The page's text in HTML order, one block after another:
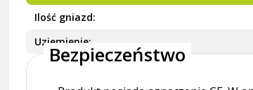
Ilość gniazd
Uziemienie
Bezpieczeństwo